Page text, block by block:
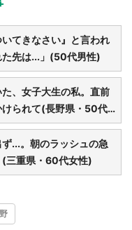
てきなさい』と言われ
た先は...」(50代男性)
、女子大生の私。直前
けられて(長野県・50代
...。朝のラッシュの急
(三重県・60代女性)